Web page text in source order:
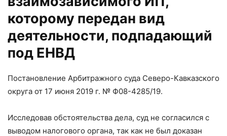
которому передан вид
деятельности, подпадающий
под ЕНВД
Постановление Арбитражного суда Северо-Кавказского
округа от 17 июня 2019 г. № Ф08-4285/19.
Исследовав обстоятельства дела, суд не согласился с
выводом налогового органа, так как не был доказан